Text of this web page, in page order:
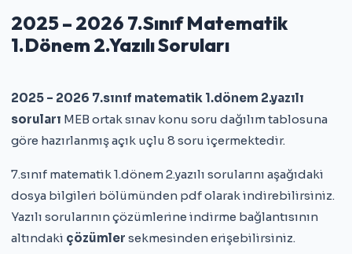
2025 – 2026 7.Sınıf Matematik
1.Dönem 2.Yazılı Soruları
2025 – 2026 7.sınıf matematik 1.dönem 2.yazılı
soruları MEB ortak sınav konu soru dağılım tablosuna
göre hazırlanmış açık uçlu 8 soru içermektedir.
7.sınıf matematik 1.dönem 2.yazılı sorularını aşağıdaki
dosya bilgileri bölümünden pdf olarak indirebilirsiniz.
Yazılı sorularının çözümlerine indirme bağlantısının
altındaki çözümler sekmesinden erişebilirsiniz.